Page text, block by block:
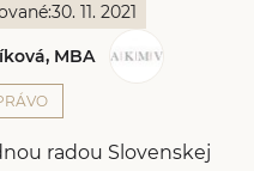
30. 11. 2021
MBA
radou Slovenskej